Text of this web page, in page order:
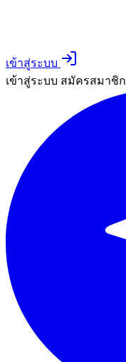
เข้าสู่ระบบ
เข้าสู่ระบบ สมัครสมาชิก